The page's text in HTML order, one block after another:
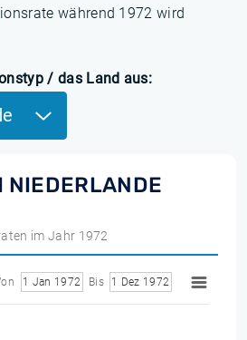
während 1972 wird
/ das Land aus:
NIEDERLANDE
im Jahr 1972
1 Jan 1972 Bis 1 Dez 1972